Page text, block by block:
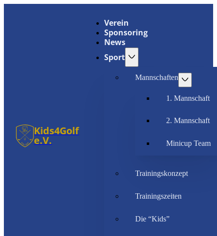
Kids4Golf
e.V.
Verein
Sponsoring
News
Sport
Mannschaften
1. Mannschaft
2. Mannschaft
Minicup Team
Trainingskonzept
Trainingszeiten
Die “Kids”